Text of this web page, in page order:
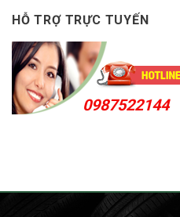
HỖ TRỢ TRỰC TUYẾN
0987522144